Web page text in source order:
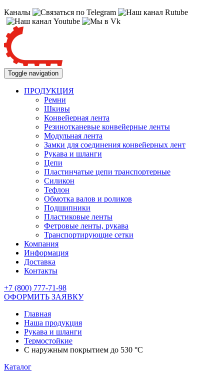
Каналы
Toggle navigation
ПРОДУКЦИЯ
Ремни
Шкивы
Конвейерная лента
Резинотканевые конвейерные ленты
Модульная лента
Замки для соединения конвейерных лент
Рукава и шланги
Цепи
Пластинчатые цепи транспортерные
Силикон
Тефлон
Обмотка валов и роликов
Подшипники
Пластиковые ленты
Фетровые ленты, рукава
Транспортирующие сетки
Компания
Информация
Доставка
Контакты
+7 (800) 777-71-98
ОФОРМИТЬ ЗАЯВКУ
Главная
Наша продукция
Рукава и шланги
Термостойкие
С наружным покрытием до 530 °C
Каталог